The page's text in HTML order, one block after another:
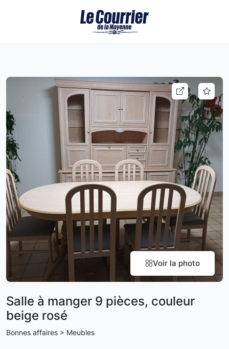
Voir la photo
Salle à manger 9 pièces, couleur
beige rosé
Bonnes affaires > Meubles